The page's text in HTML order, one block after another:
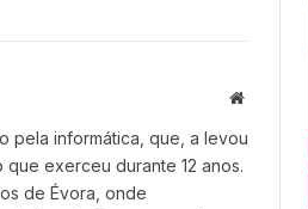
Website
pela informática, que, a levou
exerceu durante 12 anos.
de Évora, onde